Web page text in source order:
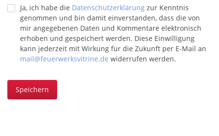
Ja, ich habe die Datenschutzerklärung zur Kenntnis
genommen und bin damit einverstanden, dass die von
mir angegebenen Daten und Kommentare elektronisch
erhoben und gespeichert werden. Diese Einwilligung
kann jederzeit mit Wirkung für die Zukunft per E-Mail an
mail@feuerwerksvitrine.de widerrufen werden.
Speichern